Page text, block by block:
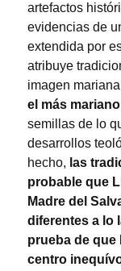
artefactos
evidencias de
extendida por
atribuye
imagen
el más
semillas de lo
desarrollos
hecho, las
probable que
Madre del
diferentes a lo
prueba de que
centro